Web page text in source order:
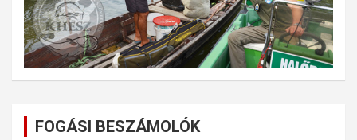
FOGÁSI BESZÁMOLÓK